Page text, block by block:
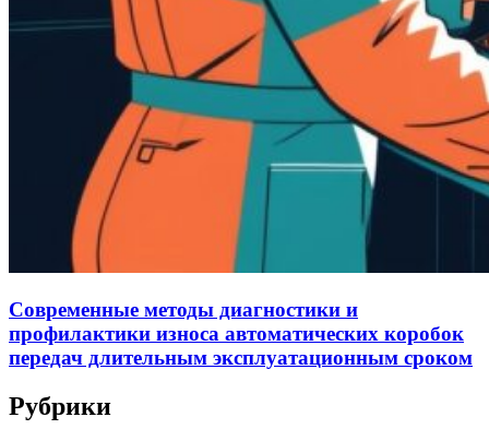
Современные методы диагностики и
профилактики износа автоматических коробок
передач длительным эксплуатационным сроком
Рубрики